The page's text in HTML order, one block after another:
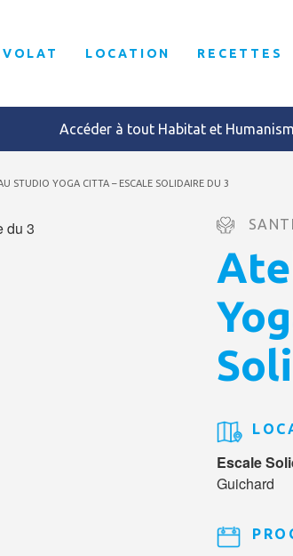
LOCATION RECETTES
Accéder à tout Habitat et
STUDIO YOGA CITTA – ESCALE SOLIDAIRE DU 3
Escale
Guichard